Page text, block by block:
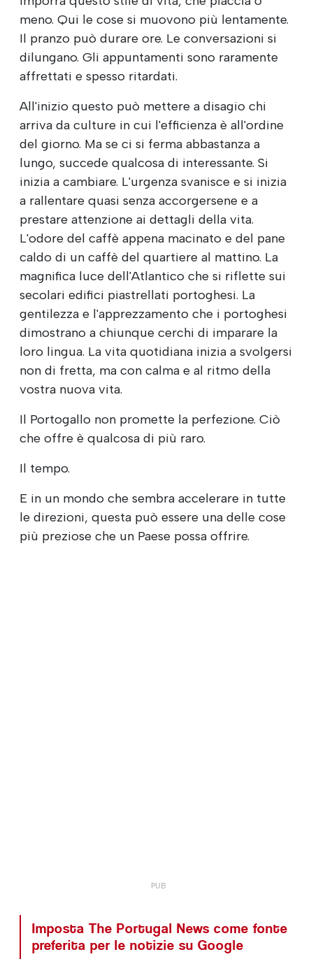
meno. Qui le cose si muovono più lentamente.
Il pranzo può durare ore. Le conversazioni si
dilungano. Gli appuntamenti sono raramente
affrettati e spesso ritardati.
All'inizio questo può mettere a disagio chi
arriva da culture in cui l'efficienza è all'ordine
del giorno. Ma se ci si ferma abbastanza a
lungo, succede qualcosa di interessante. Si
inizia a cambiare. L'urgenza svanisce e si inizia
a rallentare quasi senza accorgersene e a
prestare attenzione ai dettagli della vita.
L'odore del caffè appena macinato e del pane
caldo di un caffè del quartiere al mattino. La
magnifica luce dell'Atlantico che si riflette sui
secolari edifici piastrellati portoghesi. La
gentilezza e l'apprezzamento che i portoghesi
dimostrano a chiunque cerchi di imparare la
loro lingua. La vita quotidiana inizia a svolgersi
non di fretta, ma con calma e al ritmo della
vostra nuova vita.
Il Portogallo non promette la perfezione. Ciò
che offre è qualcosa di più raro.
Il tempo.
E in un mondo che sembra accelerare in tutte
le direzioni, questa può essere una delle cose
più preziose che un Paese possa offrire.
Imposta The Portugal News come fonte
preferita per le notizie su Google